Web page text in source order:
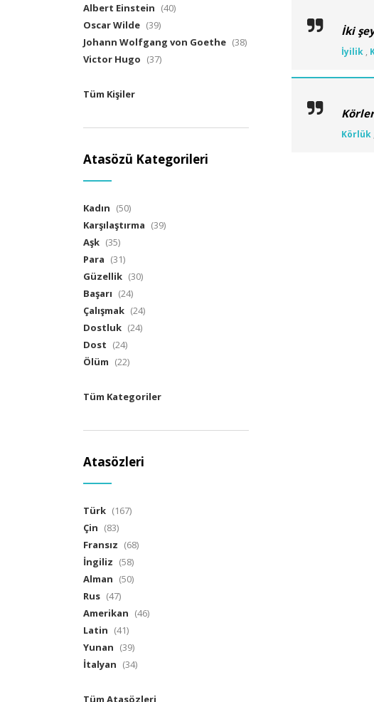
İki
İyilik,
Körlük,
Albert Einstein (40)
Oscar Wilde (39)
Johann Wolfgang von Goethe (38)
Victor Hugo (37)
Tüm Kişiler
Atasözü Kategorileri
Kadın (50)
Karşılaştırma (39)
Aşk (35)
Para (31)
Güzellik (30)
Başarı (24)
Çalışmak (24)
Dostluk (24)
Dost (24)
Ölüm (22)
Tüm Kategoriler
Atasözleri
Türk (167)
Çin (83)
Fransız (68)
İngiliz (58)
Alman (50)
Rus (47)
Amerikan (46)
Latin (41)
Yunan (39)
İtalyan (34)
Tüm Atasözleri